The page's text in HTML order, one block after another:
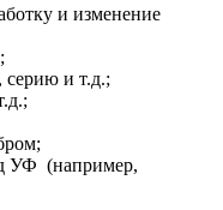
и изменение
и т.д.;
УФ (например,